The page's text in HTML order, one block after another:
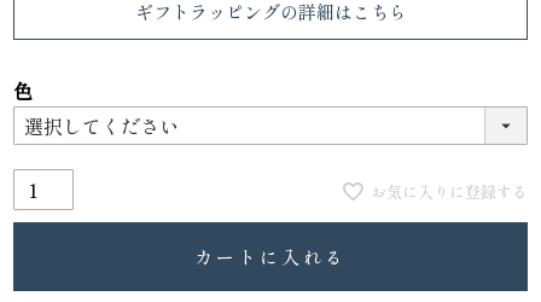
ギフトラッピングの詳細はこちら
色
お気に入りに登録する
カートに入れる